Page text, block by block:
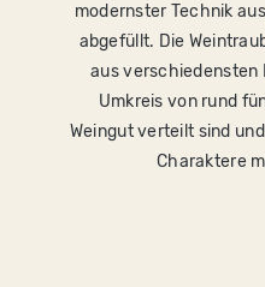
modernster Technik
abgefüllt. Die
aus verschiedensten
Umkreis von rund
Weingut verteilt sind
Charaktere